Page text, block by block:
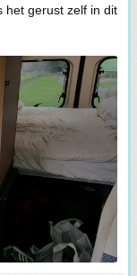
het gerust zelf in dit